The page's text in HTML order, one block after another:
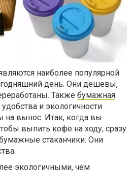
наиболее популярной
день. Они дешевы,
Также бумажная
и экологичности
на вынос. Итак, когда вы
выпить кофе на ходу, сразу
стаканчики. Они
экологичными, чем